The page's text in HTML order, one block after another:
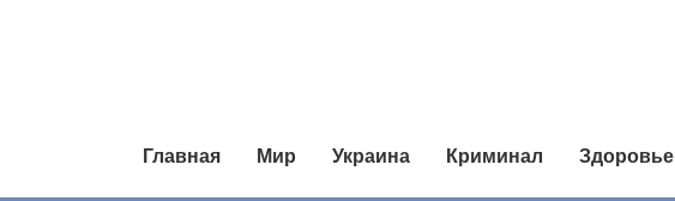
Главная Мир Украина Криминал Здоровье